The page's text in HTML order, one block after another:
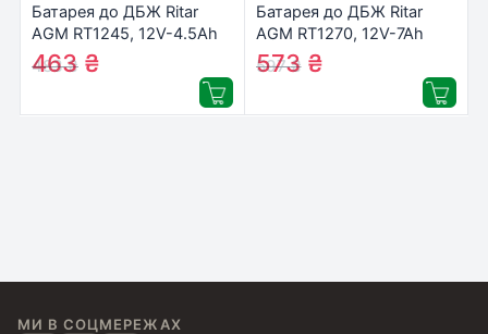
Батарея до ДБЖ Ritar
AGM RT1245, 12V-4.5Ah
(RT1245)
483₴
463 ₴
Батарея до ДБЖ Ritar
AGM RT1270, 12V-7Ah
(RT1270)
597₴
573 ₴
МИ В СОЦМЕРЕЖАХ